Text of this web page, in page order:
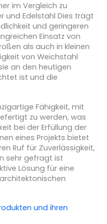
im Vergleich zu
und Edelstahl Dies trägt
und geringeren
Einsatz von
als auch in kleinen
von Weichstahl
an den heutigen
ist und die
Fähigkeit, mit
zu werden, was
bei der Erfüllung der
eines Projekts bietet
Ruf für Zuverlässigkeit,
sehr gefragt ist
Lösung für eine
und ihren